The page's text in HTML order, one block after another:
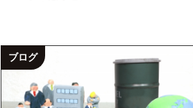
ブログ